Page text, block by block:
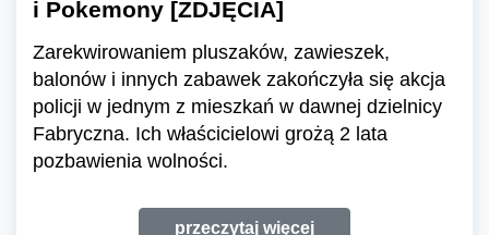
i Pokemony [ZDJĘCIA]
Zarekwirowaniem pluszaków, zawieszek,
balonów i innych zabawek zakończyła się akcja
policji w jednym z mieszkań w dawnej dzielnicy
Fabryczna. Ich właścicielowi grożą 2 lata
pozbawienia wolności.
przeczytaj więcej